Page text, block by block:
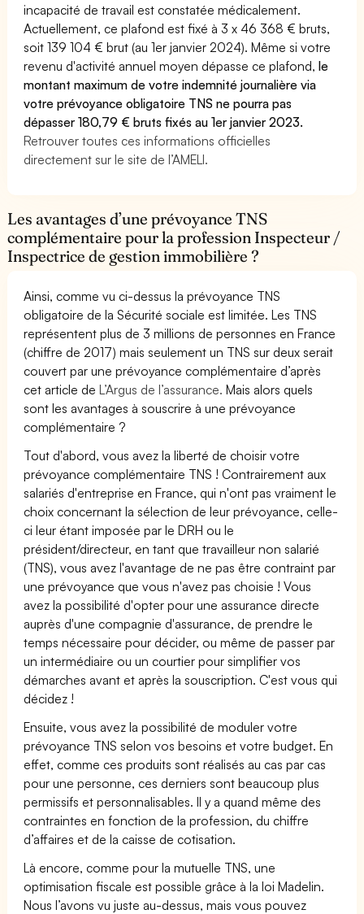
incapacité de travail est constatée médicalement.
Actuellement, ce plafond est fixé à 3 x 46 368 € bruts,
soit 139 104 € brut (au 1er janvier 2024). Même si votre
revenu d'activité annuel moyen dépasse ce plafond,le
montant maximum de votre indemnité journalière via
votre prévoyance obligatoire TNS ne pourra pas
dépasser 180,79 € bruts fixés au 1er janvier 2023.
Retrouver toutes ces informations officielles
directement sur le site de l’AMELI.
Les avantages d’une prévoyance TNS
complémentaire pour la profession Inspecteur /
Inspectrice de gestion immobilière ?
Ainsi, comme vu ci-dessus la prévoyance TNS
obligatoire de la Sécurité sociale est limitée. Les TNS
représentent plus de 3 millions de personnes en France
(chiffre de 2017) mais seulement un TNS sur deux serait
couvert par une prévoyance complémentaire d’après
cet article deL’Argus de l’assurance. Mais alors quels
sont les avantages à souscrire à une prévoyance
complémentaire ?
Tout d'abord, vous avez la liberté de choisir votre
prévoyance complémentaire TNS ! Contrairement aux
salariés d'entreprise en France, qui n'ont pas vraiment le
choix concernant la sélection de leur prévoyance, celle-
ci leur étant imposée par le DRH ou le
président/directeur, en tant que travailleur non salarié
(TNS), vous avez l'avantage de ne pas être contraint par
une prévoyance que vous n'avez pas choisie ! Vous
avez la possibilité d'opter pour une assurance directe
auprès d'une compagnie d'assurance, de prendre le
temps nécessaire pour décider, ou même de passer par
un intermédiaire ou un courtier pour simplifier vos
démarches avant et après la souscription. C'est vous qui
décidez !
Ensuite, vous avez la possibilité de moduler votre
prévoyance TNS selon vos besoins et votre budget. En
effet, comme ces produits sont réalisés au cas par cas
pour une personne, ces derniers sont beaucoup plus
permissifs et personnalisables. Il y a quand même des
contraintes en fonction de la profession, du chiffre
d’affaires et de la caisse de cotisation.
Là encore, comme pour la mutuelle TNS, une
optimisation fiscale est possible grâce à la loi Madelin.
Nous l’avons vu juste au-dessus, mais vous pouvez